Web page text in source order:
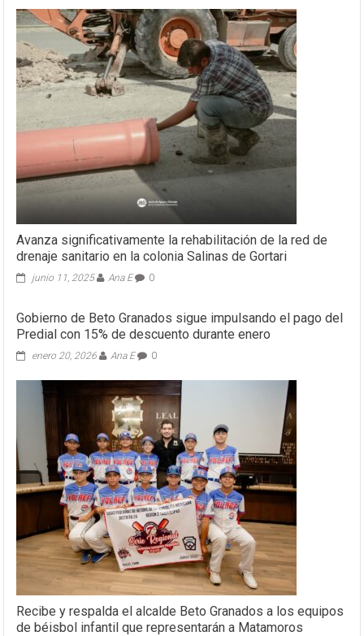
Avanza significativamente la rehabilitación de la red de
drenaje sanitario en la colonia Salinas de Gortari
junio 11, 2025 Ana E 0
Gobierno de Beto Granados sigue impulsando el pago del
Predial con 15% de descuento durante enero
enero 20, 2026 Ana E 0
Recibe y respalda el alcalde Beto Granados a los equipos
de béisbol infantil que representarán a Matamoros